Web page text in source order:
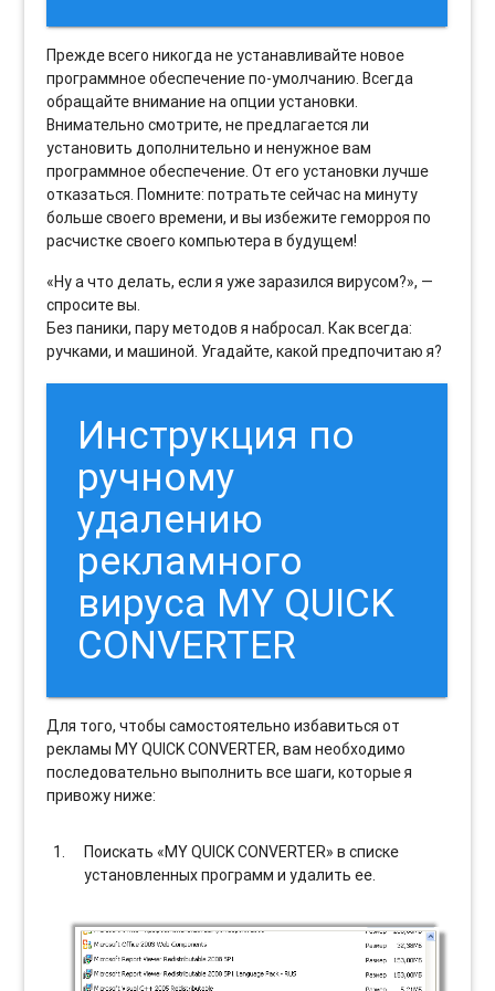
Прежде всего никогда не устанавливайте новое
программное обеспечение по-умолчанию. Всегда
обращайте внимание на опции установки.
Внимательно смотрите, не предлагается ли
установить дополнительно и ненужное вам
программное обеспечение. От его установки лучше
отказаться. Помните: потратьте сейчас на минуту
больше своего времени, и вы избежите геморроя по
расчистке своего компьютера в будущем!
«Ну а что делать, если я уже заразился вирусом?», —
спросите вы.
Без паники, пару методов я набросал. Как всегда:
ручками, и машиной. Угадайте, какой предпочитаю я?
Инструкция по
ручному
удалению
рекламного
вируса MY QUICK
CONVERTER
Для того, чтобы самостоятельно избавиться от
рекламы MY QUICK CONVERTER, вам необходимо
последовательно выполнить все шаги, которые я
привожу ниже:
Поискать «MY QUICK CONVERTER» в списке
установленных программ и удалить ее.